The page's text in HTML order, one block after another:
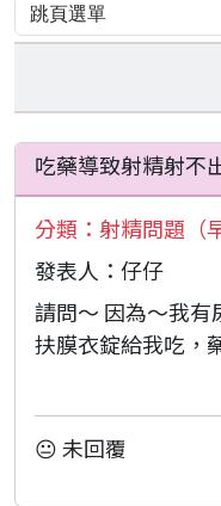
吃藥導致射精射不
分類： 射精問題（
發表人：仔仔
請問～ 因為～我有
扶膜衣錠給我吃，
😐 未回覆